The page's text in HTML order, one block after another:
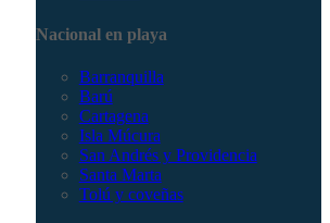
Nacional en playa
Barranquilla
Barú
Cartagena
Isla Múcura
San Andrés y Providencia
Santa Marta
Tolú y coveñas